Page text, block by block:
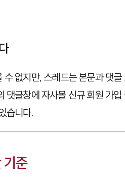
없지만, 스레드는 본문과 댓
댓글창에 자사몰 신규 회원 가
습니다.
기준